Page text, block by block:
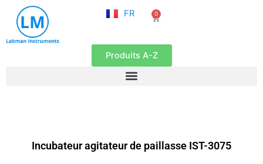
contenu
FR
EN
0
Panier
Produits A-Z
Incubateur agitateur de paillasse IST-3075